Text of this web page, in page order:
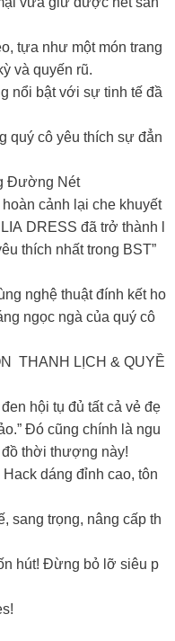
tựa như một món trang
và quyến rũ.
nổi bật với sự tinh tế đầ
quý cô yêu thích sự đẳn
Đường Nét
cảnh lại che khuyết
DRESS đã trở thành l
thích nhất trong BST”
nghệ thuật đính kết ho
ngọc ngà của quý cô
THANH LỊCH & QUYỀ
hội tụ đủ tất cả vẻ đẹ
Đó cũng chính là ngu
thời thượng này!
dáng đỉnh cao, tôn
sang trọng, nâng cấp th
hút! Đừng bỏ lỡ siêu p